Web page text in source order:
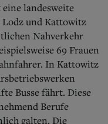
landesweite
und Kattowitz
Nahverkehr
69 Frauen
In Kattowitz
Busse fährt. Diese
Berufe
galten. Die